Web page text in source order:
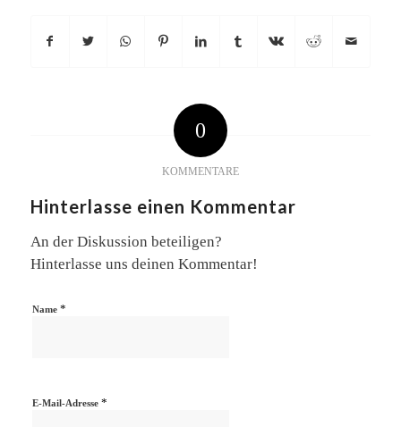
0
KOMMENTARE
Hinterlasse einen Kommentar
An der Diskussion beteiligen?
Hinterlasse uns deinen Kommentar!
Name *
E-Mail-Adresse *